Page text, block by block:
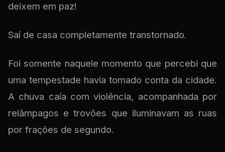
deixem em paz!
Saí de casa completamente transtornado.
Foi somente naquele momento que percebi que
uma tempestade havia tomado conta da cidade.
A chuva caía com violência, acompanhada por
relâmpagos e trovões que iluminavam as ruas
por frações de segundo.